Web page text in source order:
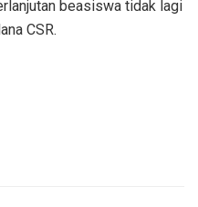
beasiswa tidak lagi
CSR.